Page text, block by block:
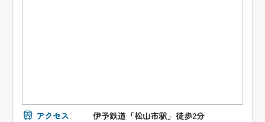
アクセス 伊予鉄道「松山市駅」徒歩2分